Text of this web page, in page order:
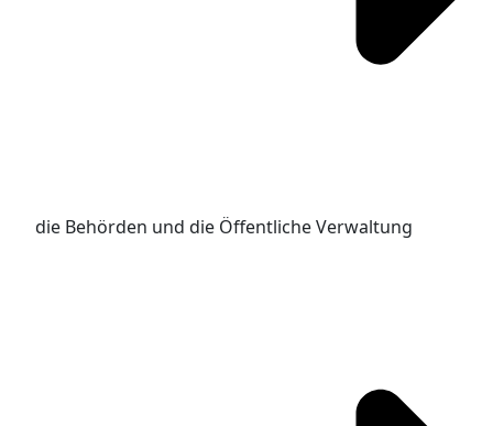
die Behörden und die Öffentliche Verwaltung